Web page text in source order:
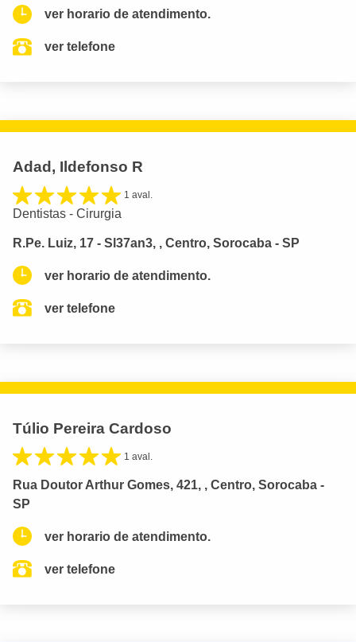
ver horario de atendimento.
ver telefone
Adad, Ildefonso R
1 aval.
Dentistas - Cirurgia
R.Pe. Luiz, 17 - Sl37an3, , Centro, Sorocaba - SP
ver horario de atendimento.
ver telefone
Túlio Pereira Cardoso
1 aval.
Rua Doutor Arthur Gomes, 421, , Centro, Sorocaba -
SP
ver horario de atendimento.
ver telefone